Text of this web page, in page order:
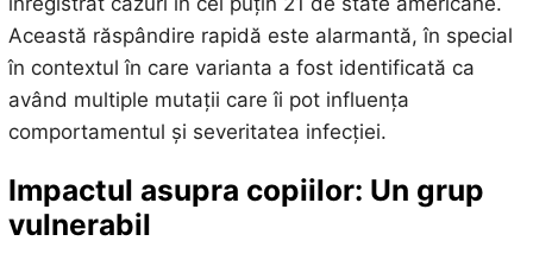
Această răspândire rapidă este alarmantă, în special
în contextul în care varianta a fost identificată ca
având multiple mutații care îi pot influența
comportamentul și severitatea infecției.
Impactul asupra copiilor: Un grup
vulnerabil